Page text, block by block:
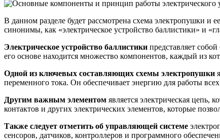
В данном разделе будет рассмотрена схема электропушки
синонимы, как «электрическое устройство баллистики» и
Электрическое устройство баллистики представляет
его основе находится множество компонентов, каждый из
Одной из ключевых составляющих схемы электропушки
переменного тока. Он обеспечивает энергию для работы
Другим важным элементом является электрическая цепь,
контактов и других электрических элементов, которые
Также следует отметить об управляющей системе
сенсоров, датчиков, контроллеров и программного